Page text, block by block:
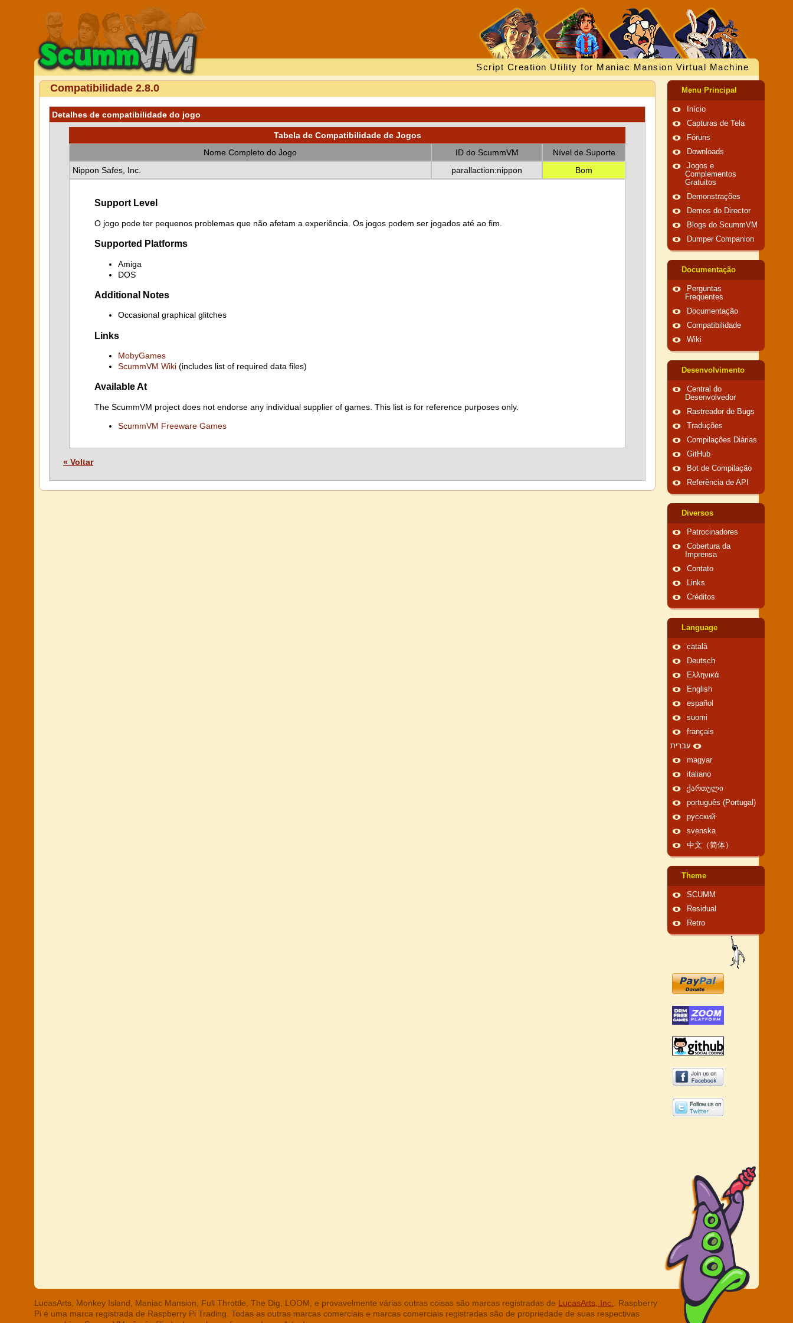
Script Creation Utility for Maniac Mansion Virtual Machine
Compatibilidade 2.8.0
Detalhes de compatibilidade do jogo
Tabela de Compatibilidade de Jogos
Nome Completo do Jogo
ID do ScummVM
Nível de Suporte
Nippon Safes, Inc.
parallaction:nippon Bom
Support Level
O jogo pode ter pequenos problemas que não afetam a experiência. Os jogos podem ser jogados até ao fim.
Supported Platforms
Amiga
DOS
Additional Notes
Occasional graphical glitches
Links
MobyGames
ScummVM Wiki (includes list of required data files)
Available At
The ScummVM project does not endorse any individual supplier of games. This list is for reference purposes only.
ScummVM Freeware Games
« Voltar
Menu Principal
Início
Capturas de Tela
Fóruns
Downloads
Jogos e
Complementos
Gratuitos
Demonstrações
Demos do Director
Blogs do ScummVM
Dumper Companion
Documentação
Perguntas
Frequentes
Documentação
Compatibilidade
Wiki
Desenvolvimento
Central do
Desenvolvedor
Rastreador de Bugs
Traduções
Compilações Diárias
GitHub
Bot de Compilação
Referência de API
Diversos
Patrocinadores
Cobertura da
Imprensa
Contato
Links
Créditos
Language
català
Deutsch
Ελληνικά
English
español
suomi
français
עברית
magyar
italiano
ქართული
português (Portugal)
русский
svenska
中文（简体）
Theme
SCUMM
Residual
Retro
LucasArts, Monkey Island, Maniac Mansion, Full Throttle, The Dig, LOOM, e provavelmente várias outras coisas são marcas registradas de LucasArts, Inc.
. Raspberry
Pi é uma marca registrada de Raspberry Pi Trading. Todas as outras marcas comerciais e marcas comerciais registradas são de propriedade de suas respectivas